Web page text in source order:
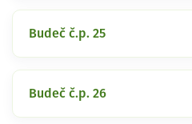
Budeč č.p. 25
Budeč č.p. 26